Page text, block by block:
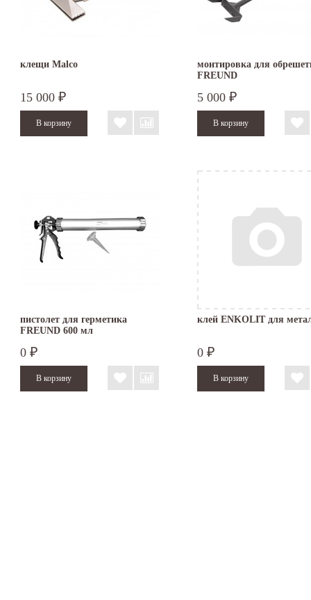
клещи Malco
15 000 ₽
монтировка для
FREUND
5 000 ₽
пистолет для герметика
FREUND 600 мл
0 ₽
клей ENKOLIT для
0 ₽